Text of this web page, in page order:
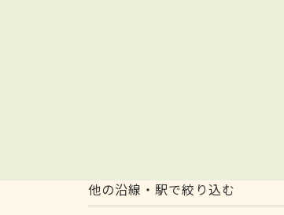
他の沿線・駅で絞り込む